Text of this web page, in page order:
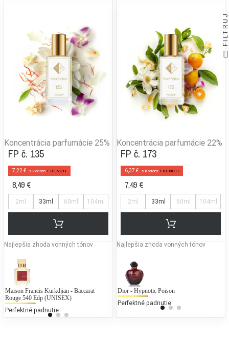
Koncentrácia parfumácie 25%
FP č. 135
7,22 € s kódom FRENCH
8,49 €
2ml 33ml 60ml 104ml
Najlepšia zhoda vonných tónov
Maison Francis Kurkdjian - Baccarat
Rouge 540 Edp (UNISEX)
Perfektné padnutie
Cerruti - 1881
25 % bežných vonných tónov
Koncentrácia parfumácie 22%
FP č. 173
6,37 € s kódom FRENCH
7,49 €
2ml 33ml 60ml 104ml
Najlepšia zhoda vonných tónov
Dior - Hypnotic Poison
Perfektné padnutie
FILTRUJ